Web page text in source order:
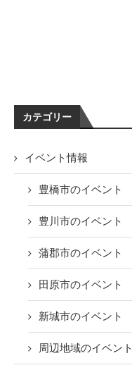
カテゴリー
イベント情報
豊橋市のイベント
豊川市のイベント
蒲郡市のイベント
田原市のイベント
新城市のイベント
周辺地域のイベント